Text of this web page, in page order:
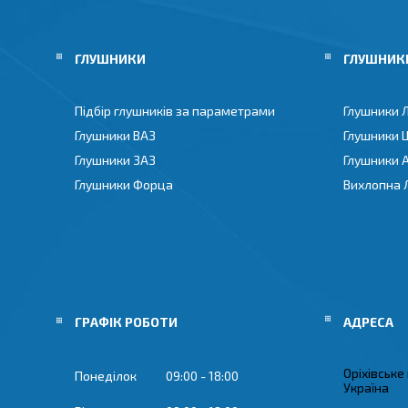
ГЛУШНИКИ
Підбір глушників за параметрами
Глушники ВАЗ
Глушники ЗАЗ
Глушники Форца
Глушники
Глушники
Глушники
Вихлопна
ГРАФІК РОБОТИ
Понеділок 09:00 18:00
Україна